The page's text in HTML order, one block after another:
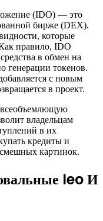
(IDO) — это
бирже (DEX).
которые
правило, IDO
в обмен на
генерации токенов.
с новым
в проект.
всеобъемлющую
владельцам
в их
кредиты и
картинок.
Ieo И